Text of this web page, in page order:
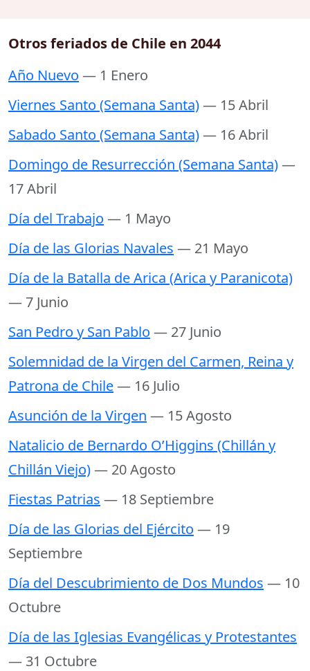
Otros feriados de Chile en 2044
Año Nuevo — 1 Enero
Viernes Santo (Semana Santa)— 15 Abril
Sabado Santo (Semana Santa)— 16 Abril
Domingo de Resurrección (Semana Santa)—
17 Abril
Día del Trabajo — 1 Mayo
Día de las Glorias Navales — 21 Mayo
Día de la Batalla de Arica (Arica y Paranicota)
— 7 Junio
San Pedro y San Pablo — 27 Junio
Solemnidad de la Virgen del Carmen, Reina y
Patrona de Chile— 16 Julio
Asunción de la Virgen — 15 Agosto
Natalicio de Bernardo O’Higgins (Chillán y
Chillán Viejo)— 20 Agosto
Fiestas Patrias — 18 Septiembre
Día de las Glorias del Ejército — 19
Septiembre
Día del Descubrimiento de Dos Mundos — 10
Octubre
Día de las Iglesias Evangélicas y Protestantes
— 31 Octubre